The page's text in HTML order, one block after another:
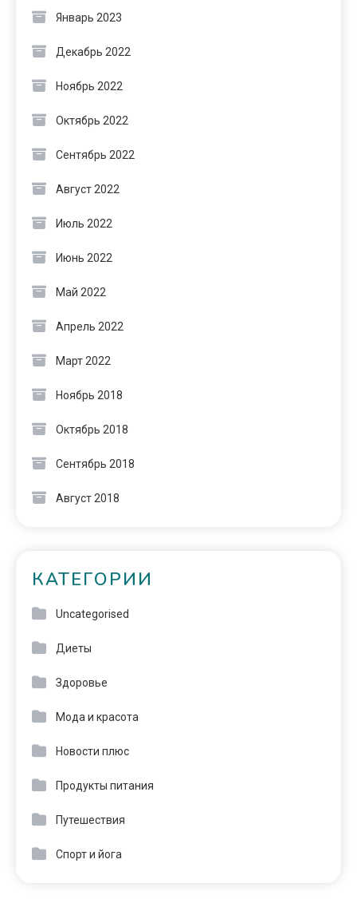
Январь 2023
Декабрь 2022
Ноябрь 2022
Октябрь 2022
Сентябрь 2022
Август 2022
Июль 2022
Июнь 2022
Май 2022
Апрель 2022
Март 2022
Ноябрь 2018
Октябрь 2018
Сентябрь 2018
Август 2018
КАТЕГОРИИ
Uncategorised
Диеты
Здоровье
Мода и красота
Новости плюс
Продукты питания
Путешествия
Спорт и йога